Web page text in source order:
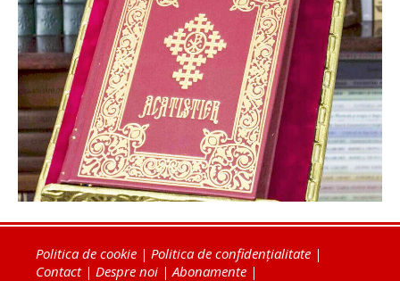
Politica de cookie | Politica de confidențialitate |
Contact| Despre noi | Abonamente |